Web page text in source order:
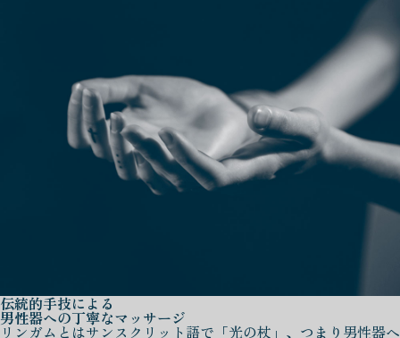
伝統的手技による
男性器への丁寧なマッサージ
リンガムとはサンスクリット語で「光の杖」、つまり男性器へ